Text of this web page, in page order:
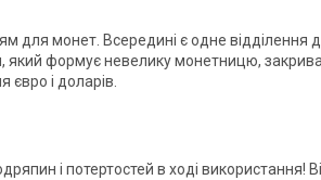
для монет. Всередині є одне відділення
який формує невелику монетницю,
і доларів.
і потертостей в ході використання!